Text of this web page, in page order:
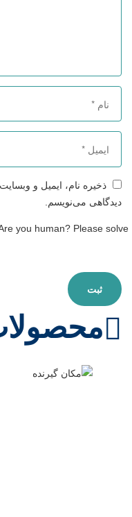
ذخیره نام، ایمیل و
دیدگاهی می‌نویسم.
you human? Please solve: